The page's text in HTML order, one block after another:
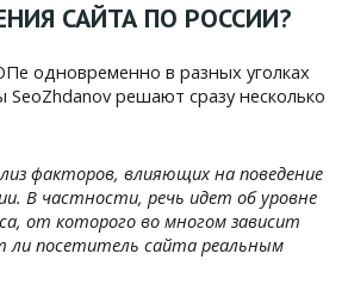
САЙТА ПО РОССИИ?
одновременно в разных уголках
SeoZhdanov решают сразу несколько
факторов, влияющих на поведение
В частности, речь идет об уровне
от которого во многом зависит
ли посетитель сайта реальным